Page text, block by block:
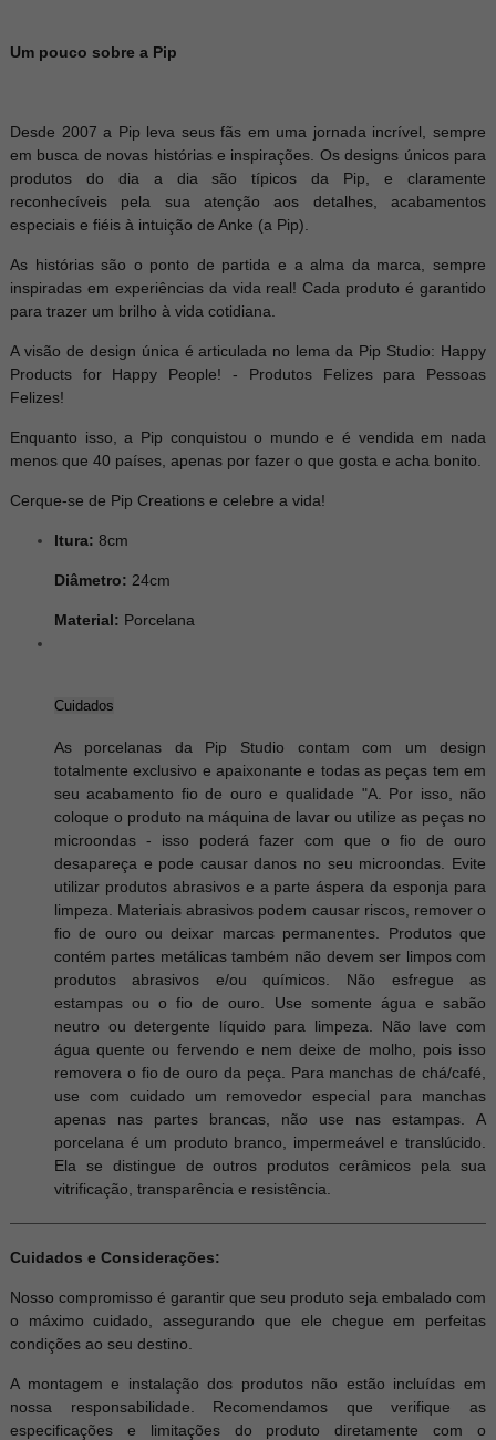
Um pouco sobre a Pip
Desde 2007 a Pip leva seus fãs em uma jornada incrível, sempre
em busca de novas histórias e inspirações. Os designs únicos para
produtos do dia a dia são típicos da Pip, e claramente
reconhecíveis pela sua atenção aos detalhes, acabamentos
especiais e fiéis à intuição de Anke (a Pip).
As histórias são o ponto de partida e a alma da marca, sempre
inspiradas em experiências da vida real! Cada produto é garantido
para trazer um brilho à vida cotidiana.
A visão de design única é articulada no lema da Pip Studio: Happy
Products for Happy People! - Produtos Felizes para Pessoas
Felizes!
Enquanto isso, a Pip conquistou o mundo e é vendida em nada
menos que 40 países, apenas por fazer o que gosta e acha bonito.
Cerque-se de Pip Creations e celebre a vida!
ltura: 8cm
Diâmetro: 24cm
Material: Porcelana
Cuidados
As porcelanas da Pip Studio contam com um design
totalmente exclusivo e apaixonante e todas as peças tem em
seu acabamento fio de ouro e qualidade "A. Por isso, não
coloque o produto na máquina de lavar ou utilize as peças no
microondas - isso poderá fazer com que o fio de ouro
desapareça e pode causar danos no seu microondas. Evite
utilizar produtos abrasivos e a parte áspera da esponja para
limpeza. Materiais abrasivos podem causar riscos, remover o
fio de ouro ou deixar marcas permanentes.​ Produtos que
contém partes metálicas também não devem ser limpos com
produtos abrasivos e/ou químicos. Não esfregue as
estampas ou o fio de ouro. Use somente água e sabão
neutro ou detergente líquido para limpeza. Não lave com
gua quente ou fervendo e nem deixe de molho, pois isso
removera o fio de ouro da peça. Para manchas de chá/café,
use com cuidado um removedor especial para manchas
apenas nas partes brancas, não use nas estampas. A
porcelana é um produto branco, impermeável e translúcido.
Ela se distingue de outros produtos cerâmicos pela sua
vitrificação, transparência e resistência.
Cuidados e Considerações:
Nosso compromisso é garantir que seu produto seja embalado com
o máximo cuidado, assegurando que ele chegue em perfeitas
condições ao seu destino.
A montagem e instalação dos produtos não estão incluídas em
nossa responsabilidade. Recomendamos que verifique as
especificações e limitações do produto diretamente com o